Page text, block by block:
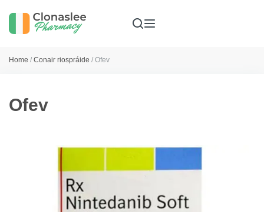
Home / Conair riospráide / Ofev
Ofev